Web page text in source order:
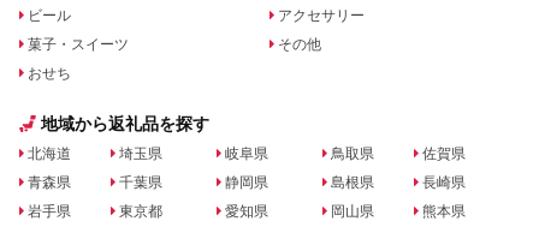
ビール
菓子・スイーツ
おせち
アクセサリー
その他
地域から返礼品を探す
北海道
青森県
岩手県
埼玉県
千葉県
東京都
岐阜県
静岡県
愛知県
鳥取県
島根県
岡山県
佐賀県
長崎県
熊本県